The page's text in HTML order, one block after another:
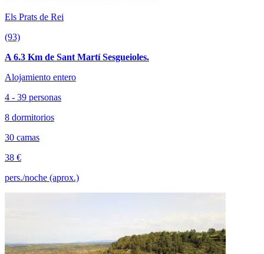
Els Prats de Rei
(93)
A 6.3 Km de Sant Martí Sesgueioles.
Alojamiento entero
4 - 39 personas
8 dormitorios
30 camas
38 €
pers./noche (aprox.)